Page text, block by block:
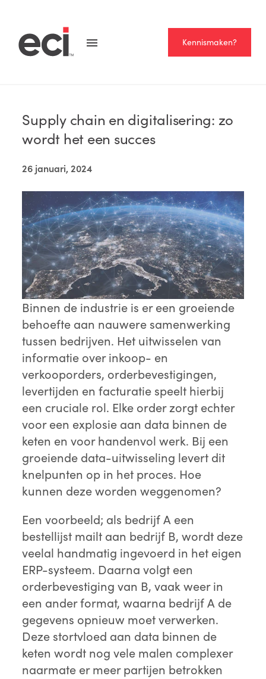
Kennismaken?
Supply chain en digitalisering: zo
wordt het een succes
26 januari, 2024
Binnen de industrie is er een groeiende
behoefte aan nauwere samenwerking
tussen bedrijven. Het uitwisselen van
informatie over inkoop- en
verkooporders, orderbevestigingen,
levertijden en facturatie speelt hierbij
een cruciale rol. Elke order zorgt echter
voor een explosie aan data binnen de
keten en voor handenvol werk. Bij een
groeiende data-uitwisseling levert dit
knelpunten op in het proces. Hoe
kunnen deze worden weggenomen?
Een voorbeeld; als bedrijf A een
bestellijst mailt aan bedrijf B, wordt deze
veelal handmatig ingevoerd in het eigen
ERP-systeem. Daarna volgt een
orderbevestiging van B, vaak weer in
een ander format, waarna bedrijf A de
gegevens opnieuw moet verwerken.
Deze stortvloed aan data binnen de
keten wordt nog vele malen complexer
naarmate er meer partijen betrokken